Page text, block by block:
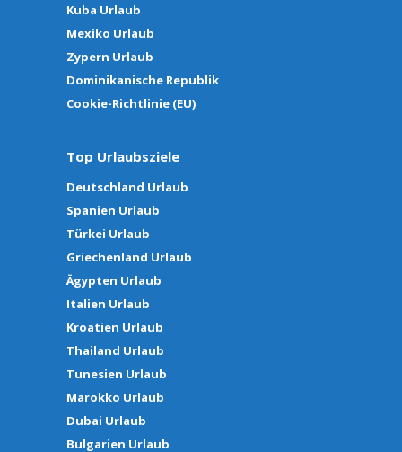
Kuba Urlaub
Mexiko Urlaub
Zypern Urlaub
Dominikanische Republik
Cookie-Richtlinie (EU)
Top Urlaubsziele
Deutschland Urlaub
Spanien Urlaub
Türkei Urlaub
Griechenland Urlaub
Ägypten Urlaub
Italien Urlaub
Kroatien Urlaub
Thailand Urlaub
Tunesien Urlaub
Marokko Urlaub
Dubai Urlaub
Bulgarien Urlaub